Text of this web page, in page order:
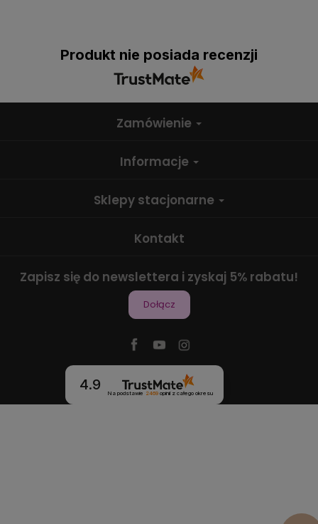
Produkt nie posiada recenzji
Zamówienie
Informacje
Sklepy stacjonarne
Kontakt
Zapisz się do newslettera i zyskaj 5% rabatu!
Dołącz
4.9
Na podstawie 2469opinii z całego okresu